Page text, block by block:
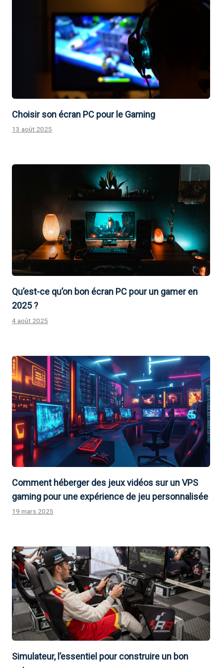
Choisir son écran PC pour le Gaming
13 août 2025
Qu’est-ce qu’on bon écran PC pour un gamer en
2025 ?
4 août 2025
Comment héberger des jeux vidéos sur un VPS
gaming pour une expérience de jeu personnalisée
19 mars 2025
Simulateur, l’essentiel pour construire un bon